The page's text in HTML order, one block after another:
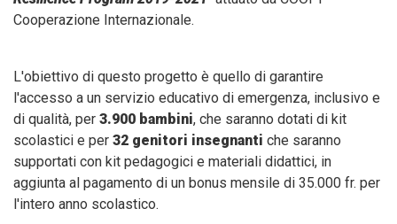
Cooperazione Internazionale.
L'obiettivo di questo progetto è quello di garantire
l'accesso a un servizio educativo di emergenza, inclusivo e
di qualità, per 3.900 bambini, che saranno dotati di kit
scolastici e per 32 genitori insegnanti che saranno
supportati con kit pedagogici e materiali didattici, in
aggiunta al pagamento di un bonus mensile di 35.000 fr. per
l'intero anno scolastico.